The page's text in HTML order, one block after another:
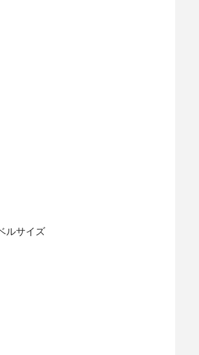
ルサイズ